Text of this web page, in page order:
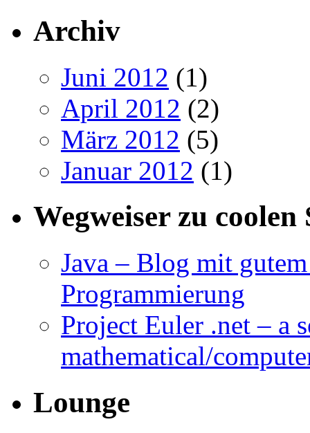
Archiv
Juni 2012 (1)
April 2012 (2)
März 2012 (5)
Januar 2012 (1)
Wegweiser zu coolen
Java – Blog mit
Programmierung
Project Euler .net – a
mathematical/
Lounge